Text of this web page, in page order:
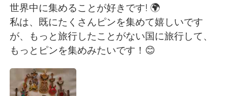
English 简体中文
繁體中文 Español
Deutsch
世界中に集めることが好きです! 🌍
私は、既にたくさんピンを集めて嬉しいです
が、もっと旅行したことがない国に旅行して、
もっとピンを集めみたいです！😊